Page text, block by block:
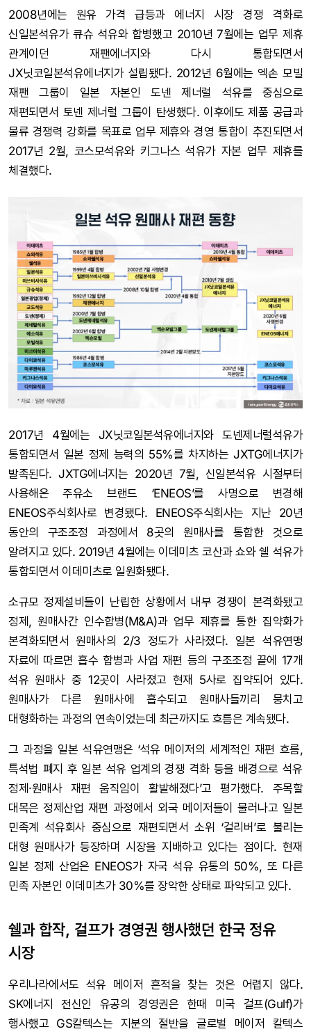
2008년에는 원유 가격 급등과 에너지 시장 경쟁 격화로
신일본석유가 큐슈 석유와 합병했고 2010년 7월에는 업무 제휴
관계이던 재팬에너지와 다시 통합되면서
JX닛코일본석유에너지가 설립됐다. 2012년 6월에는 엑손 모빌
재팬 그룹이 일본 자본인 도넨 제너럴 석유를 중심으로
재편되면서 토넨 제너럴 그룹이 탄생했다. 이후에도 제품 공급과
물류 경쟁력 강화를 목표로 업무 제휴와 경영 통합이 추진되면서
2017년 2월, 코스모석유와 키그나스 석유가 자본 업무 제휴를
체결했다.
2017년 4월에는 JX닛코일본석유에너지와 도넨제너럴석유가
통합되면서 일본 정제 능력의 55%를 차지하는 JXTG에너지가
발족된다. JXTG에너지는 2020년 7월, 신일본석유 시절부터
사용해온 주유소 브랜드 ‘ENEOS’를 사명으로 변경해
ENEOS주식회사로 변경됐다. ENEOS주식회사는 지난 20년
동안의 구조조정 과정에서 8곳의 원매사를 통합한 것으로
알려지고 있다. 2019년 4월에는 이데미츠 코산과 쇼와 쉘 석유가
통합되면서 이데미츠로 일원화됐다.
소규모 정제설비들이 난립한 상황에서 내부 경쟁이 본격화됐고
정제, 원매사간 인수합병(M&A)과 업무 제휴를 통한 집약화가
본격화되면서 원매사의 2/3 정도가 사라졌다. 일본 석유연맹
자료에 따르면 흡수 합병과 사업 재편 등의 구조조정 끝에 17개
석유 원매사 중 12곳이 사라졌고 현재 5사로 집약되어 있다.
원매사가 다른 원매사에 흡수되고 원매사들끼리 뭉치고
대형화하는 과정의 연속이었는데 최근까지도 흐름은 계속됐다.
그 과정을 일본 석유연맹은 ‘석유 메이저의 세계적인 재편 흐름,
특석법 폐지 후 일본 석유 업계의 경쟁 격화 등을 배경으로 석유
정제·원매사 재편 움직임이 활발해졌다’고 평가했다. 주목할
대목은 정제산업 재편 과정에서 외국 메이저들이 물러나고 일본
민족계 석유회사 중심으로 재편되면서 소위 ‘걸리버’로 불리는
대형 원매사가 등장하며 시장을 지배하고 있다는 점이다. 현재
일본 정제 산업은 ENEOS가 자국 석유 유통의 50%, 또 다른
민족 자본인 이데미츠가 30%를 장악한 상태로 파악되고 있다.
쉘과 합작, 걸프가 경영권 행사했던 한국 정유
시장
우리나라에서도 석유 메이저 흔적을 찾는 것은 어렵지 않다.
SK에너지 전신인 유공의 경영권은 한때 미국 걸프(Gulf)가
행사했고 GS칼텍스는 지분의 절반을 글로벌 메이저 칼텍스